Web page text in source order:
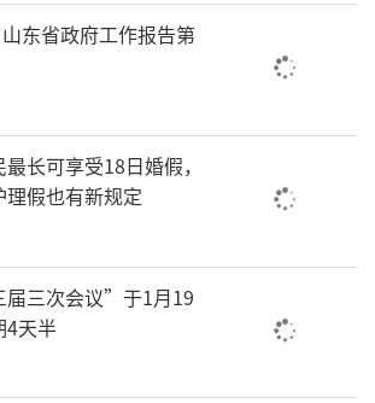
等等。通过她本人或以这些公
股或间接投资，陶虹的商业版
公司，横跨影视、传媒、贸易、
。
的TST发生深度纠葛的，主要
服装服饰有限公司”。该公司
月，2017年5月投资人由陶平变
由陶虹个人百分百控股。天眼
对外投资了四家公司，其中最
给上海达尔威贸易有限公司（1
东省政府工作报告第
长可享受18日婚假，
假也有新规定
届三次会议”于1月19
4天半